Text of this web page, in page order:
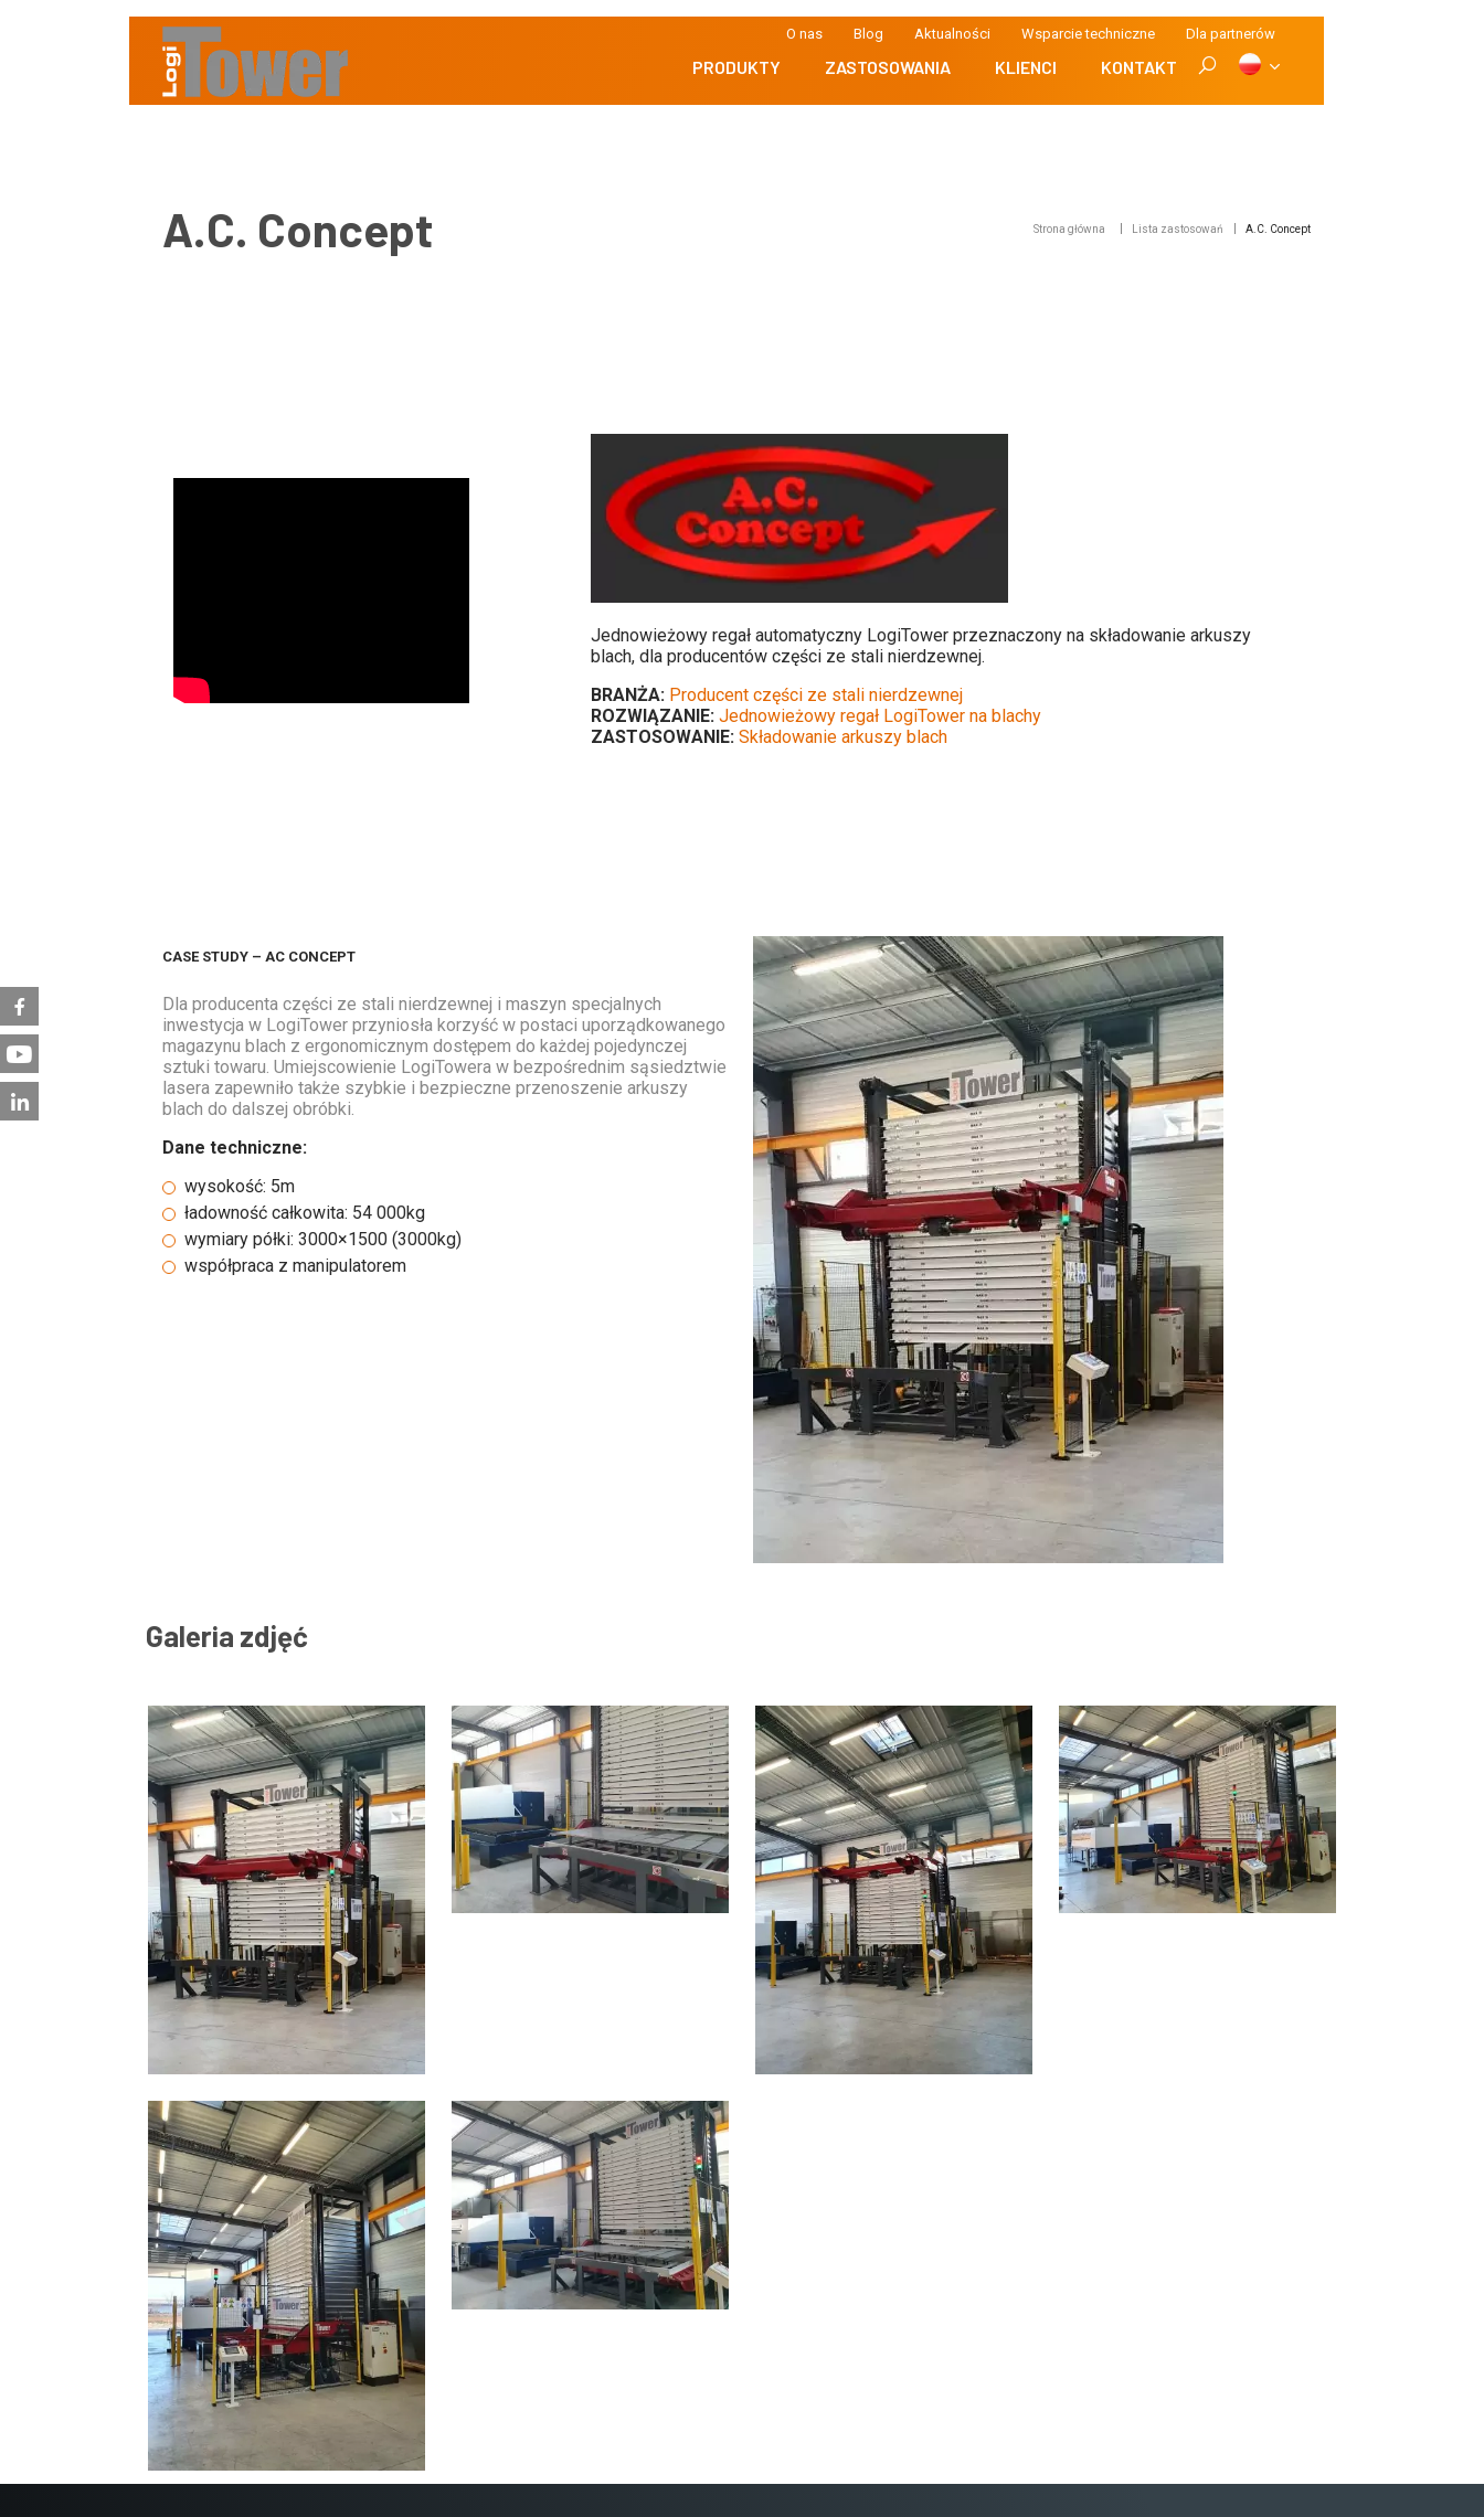
O nas Blog Aktualności Wsparcie techniczne Dla partnerów
PRODUKTY ZASTOSOWANIA KLIENCI KONTAKT
A.C. Concept Strona główna Lista zastosowań A.C. Concept
Jednowieżowy regał automatyczny LogiTower przeznaczony na składowanie arkuszy
blach, dla producentów części ze stali nierdzewnej.
BRANŻA: Producent części ze stali nierdzewnej
ROZWIĄZANIE: Jednowieżowy regał LogiTower na blachy
ZASTOSOWANIE: Składowanie arkuszy blach
CASE STUDY – AC CONCEPT
Dla producenta części ze stali nierdzewnej i maszyn specjalnych
inwestycja w LogiTower przyniosła korzyść w postaci uporządkowanego
magazynu blach z ergonomicznym dostępem do każdej pojedynczej
sztuki towaru. Umiejscowienie LogiTowera w bezpośrednim sąsiedztwie
lasera zapewniło także szybkie i bezpieczne przenoszenie arkuszy
blach do dalszej obróbki.
Dane techniczne:
wysokość: 5m
ładowność całkowita: 54 000kg
wymiary półki: 3000×1500 (3000kg)
współpraca z manipulatorem
Galeria zdjęć